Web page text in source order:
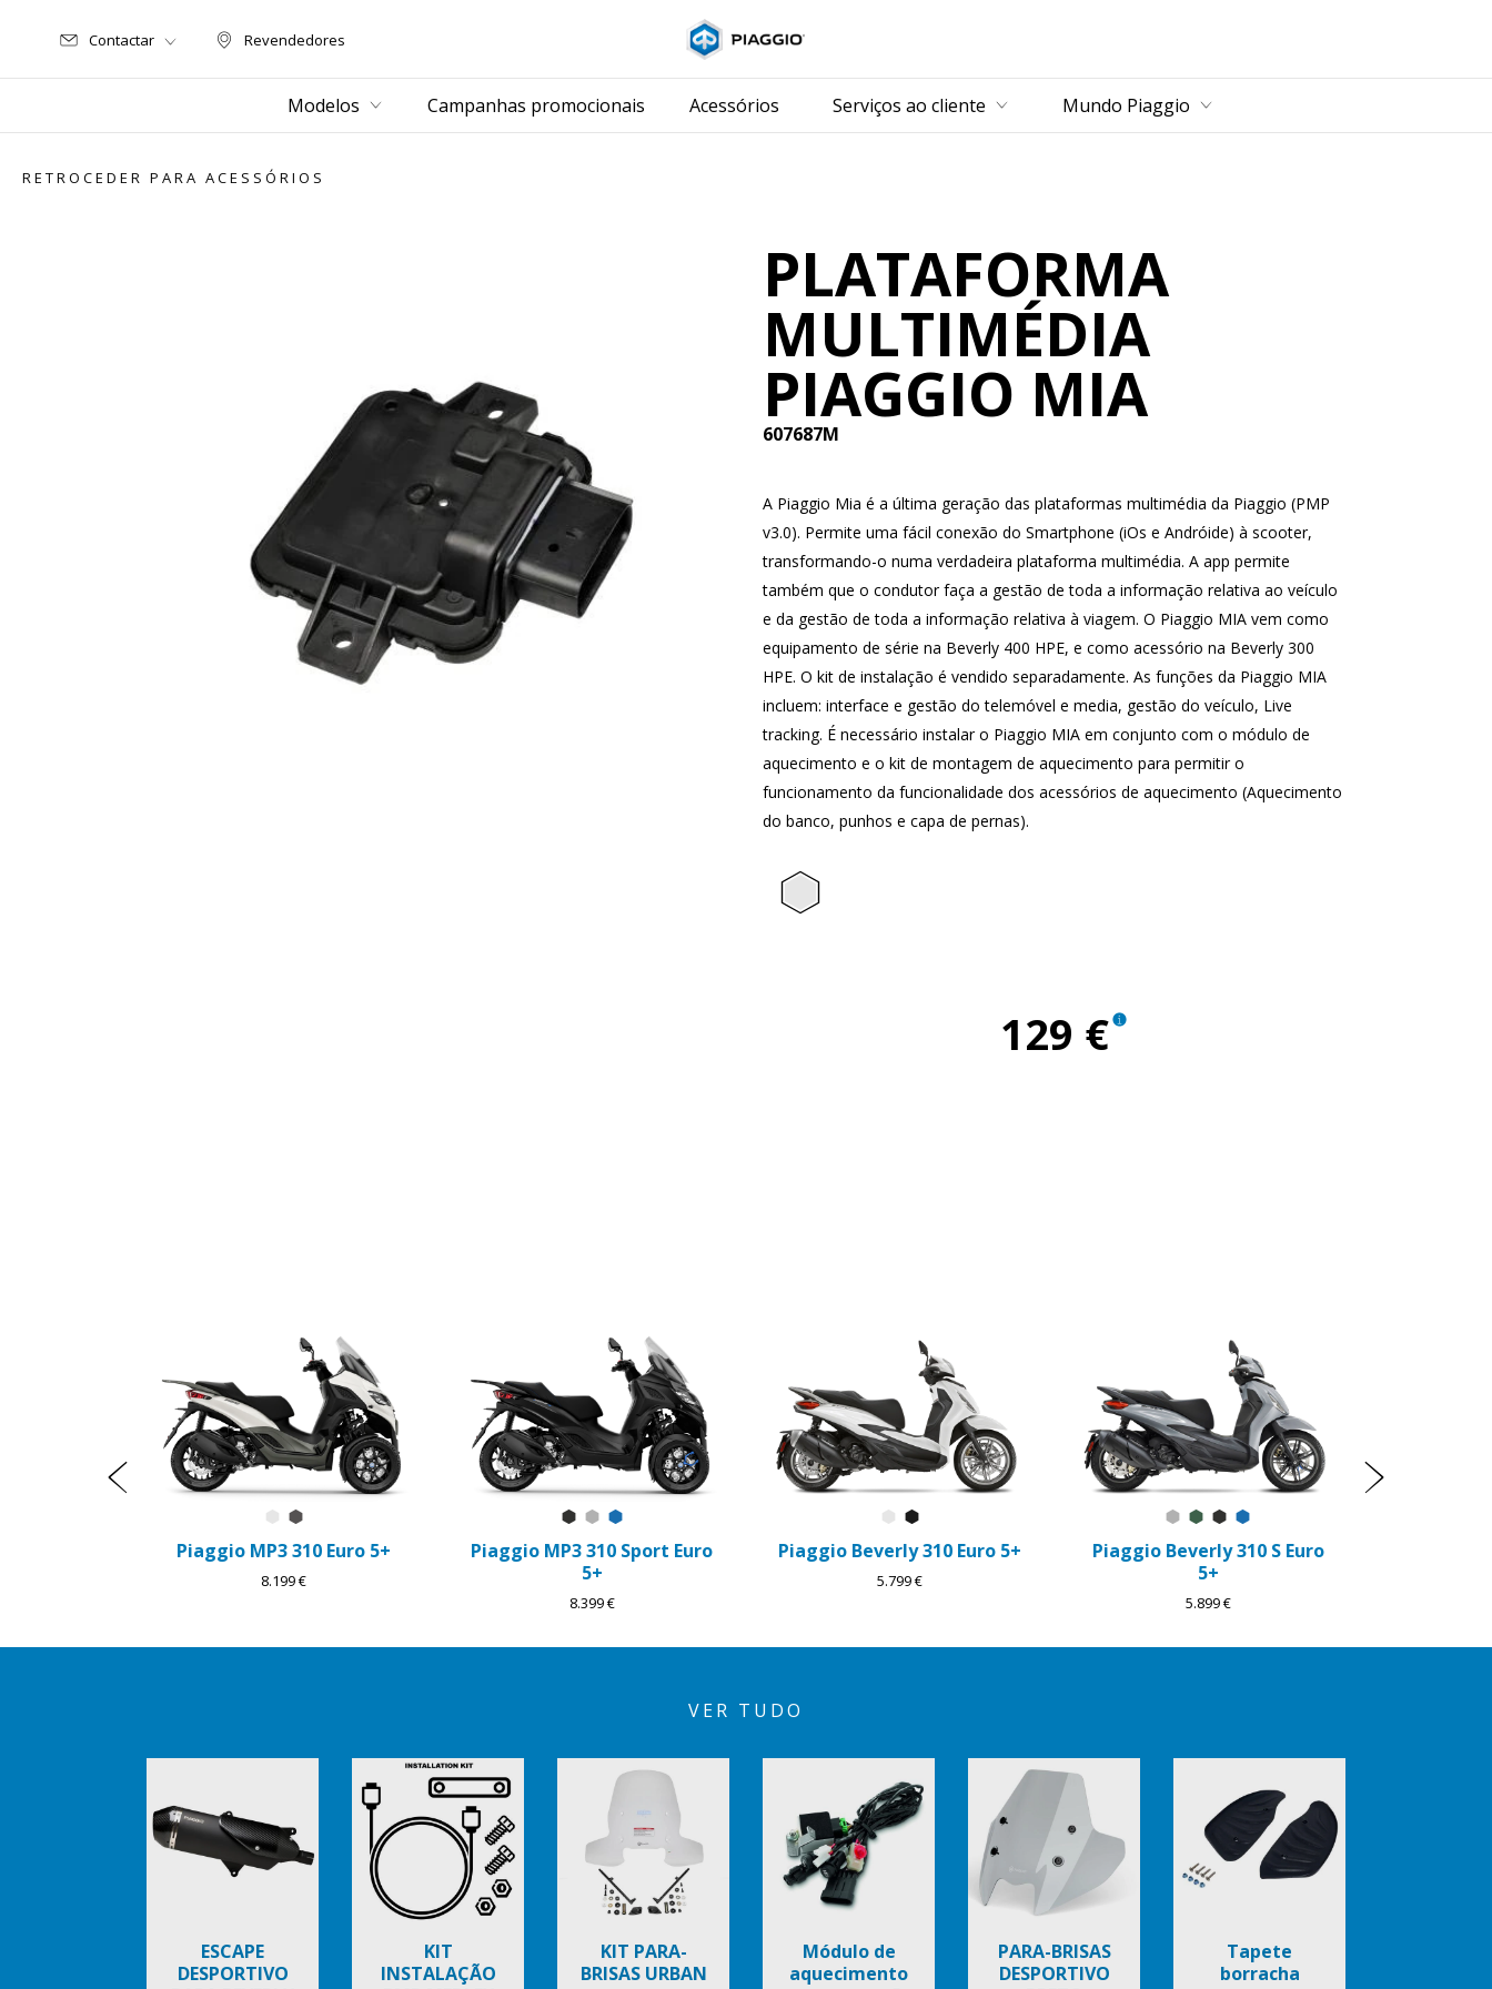
Revendedores
Revendedores
Contactar
Modelos Campanhas promocionais Acessórios Serviços ao cliente Mundo Piaggio
RETROCEDER PARA ACESSÓRIOS
PLATAFORMA
MULTIMÉDIA
PIAGGIO MIA
607687M
A Piaggio Mia é a última geração das plataformas multimédia da Piaggio (PMP
v3.0). Permite uma fácil conexão do Smartphone (iOs e Andróide) à scooter,
transformando-o numa verdadeira plataforma multimédia. A app permite
também que o condutor faça a gestão de toda a informação relativa ao veículo
e da gestão de toda a informação relativa à viagem. O Piaggio MIA vem como
equipamento de série na Beverly 400 HPE, e como acessório na Beverly 300
HPE. O kit de instalação é vendido separadamente. As funções da Piaggio MIA
incluem: interface e gestão do telemóvel e media, gestão do veículo, Live
tracking. É necessário instalar o Piaggio MIA em conjunto com o módulo de
aquecimento e o kit de montagem de aquecimento para permitir o
funcionamento da funcionalidade dos acessórios de aquecimento (Aquecimento
do banco, punhos e capa de pernas).
129 €
Anterior
Branco Luna
Piaggio MP3 310 Euro 5+
8.199 €
Preto Meteora
Grigio Mercurio
Piaggio MP3 310 Sport Euro
5+
8.399 €
Branco Luna
Piaggio Beverly 310 Euro 5+
5.799 €
Grigio Mercurio
Verde Jungle
Preto Meteora
Piaggio Beverly 310 S Euro
5+
5.899 €
VER TUDO
ESCAPE
DESPORTIVO
KIT
INSTALAÇÃO
KIT PARA-
BRISAS URBAN
Módulo de
aquecimento
PARA-BRISAS
DESPORTIVO
Tapete
borracha
Item